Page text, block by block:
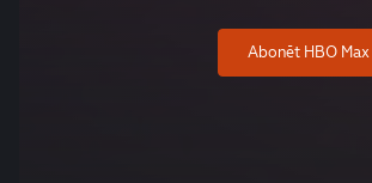
Abonēt HBO Max